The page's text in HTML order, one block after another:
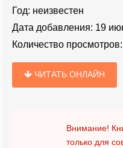
Год: неизвестен
Дата добавления: 19
Количество просмотров:
ЧИТАТЬ ОНЛАЙН
Внимание!
только для